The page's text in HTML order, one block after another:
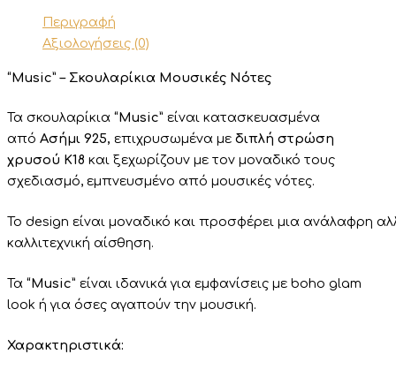
Περιγραφή
Αξιολογήσεις (0)
“Music” – Σκουλαρίκια Μουσικές Νότες
Τα σκουλαρίκια “Music” είναι κατασκευασμένα
από Ασήμι 925, επιχρυσωμένα με διπλή στρώση
χρυσού K18 και ξεχωρίζουν με τον μοναδικό τους
σχεδιασμό, εμπνευσμένο από μουσικές νότες.
Το design είναι μοναδικό και προσφέρει μια ανάλαφρη
καλλιτεχνική αίσθηση.
Τα “Music” είναι ιδανικά για εμφανίσεις με boho glam
look ή για όσες αγαπούν την μουσική.
Χαρακτηριστικά: